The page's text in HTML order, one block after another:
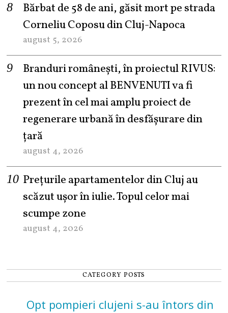
Bărbat de 58 de ani, găsit mort pe strada
Corneliu Coposu din Cluj-Napoca
august 5, 2026
Branduri românești, în proiectul RIVUS:
un nou concept al BENVENUTI va fi
prezent în cel mai amplu proiect de
regenerare urbană în desfășurare din
țară
august 4, 2026
Prețurile apartamentelor din Cluj au
scăzut ușor în iulie. Topul celor mai
scumpe zone
august 4, 2026
CATEGORY POSTS
Opt pompieri clujeni s-au întors din